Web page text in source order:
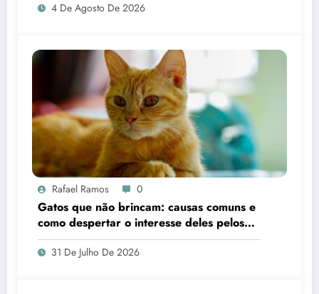
4 De Agosto De 2026
Rafael Ramos 0
Gatos que não brincam: causas comuns e
como despertar o interesse deles pelos
brinquedos
31 De Julho De 2026